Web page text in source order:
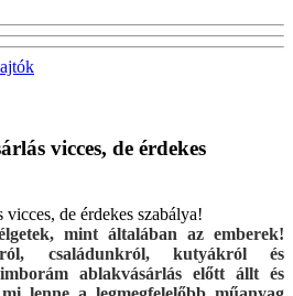
vicces, de érdekes
mint általában az emberek!
családunkról, kutyákról és
ablakvásárlás előtt állt és